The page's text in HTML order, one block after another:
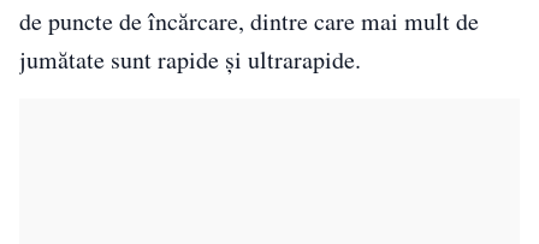
de puncte de încărcare, dintre care mai mult de
jumătate sunt rapide și ultrarapide.